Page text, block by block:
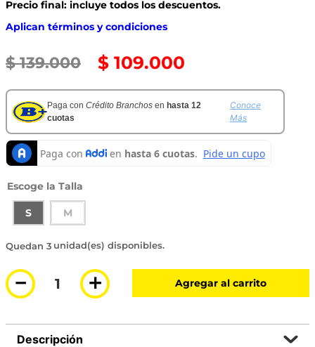
Precio final: incluye todos los descuentos.
Aplican términos y condiciones
$ 139.000 $ 109.000
Paga con Crédito Branchos en hasta 12
cuotas
Conoce
Más
Talla
S M
3 disponibles
＋
－ Agregar al carrito
Descripción